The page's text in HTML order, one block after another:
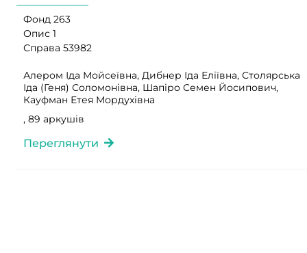
Фонд 263
Опис 1
Справа 53982
Алером Іда Мойсеївна, Дибнер Іда Еліївна, Столярська
Іда (Геня) Соломонівна, Шапіро Семен Йосипович,
Кауфман Етея Мордухівна
, 89 аркушів
Переглянути